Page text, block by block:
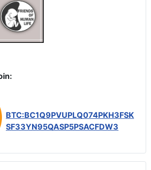
BTC:BC1Q9PVUPLQ074PKH3FSK
SF33YN95QASP5PSACFDW3